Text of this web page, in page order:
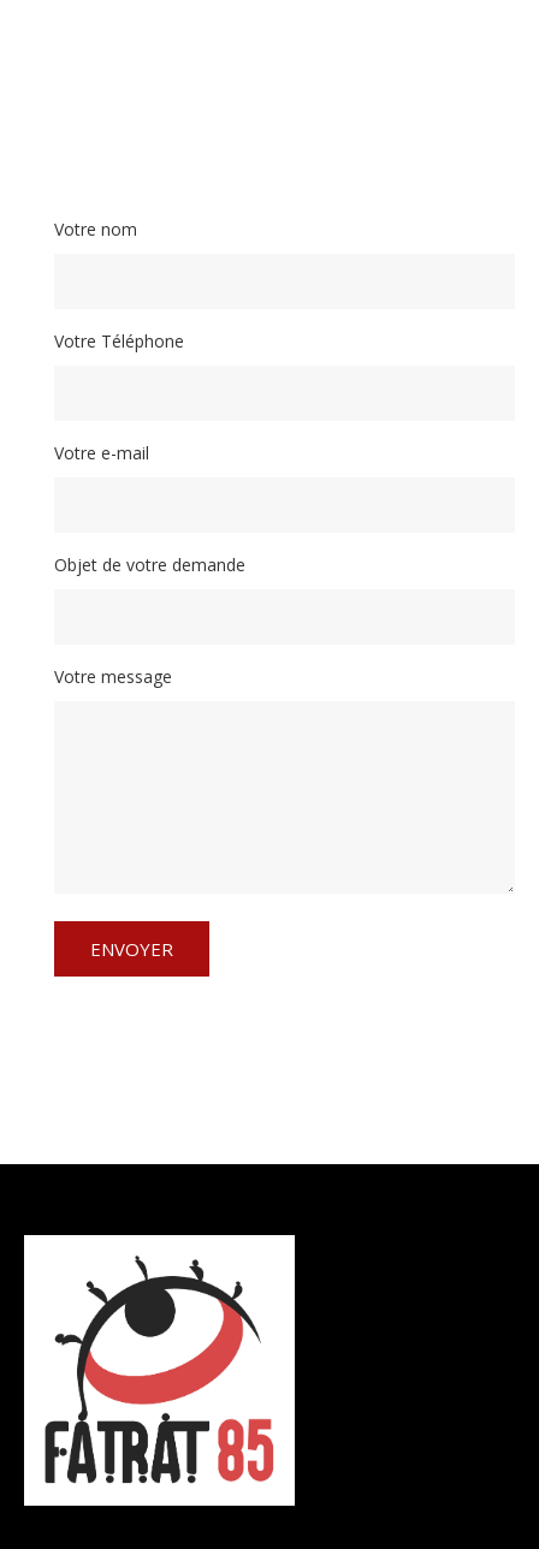
Votre nom
Votre Téléphone
Votre e-mail
Objet de votre demande
Votre message